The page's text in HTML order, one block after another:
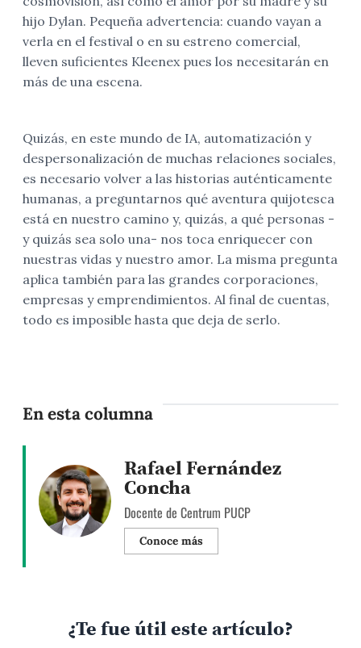
hijo Dylan. Pequeña advertencia: cuando vayan a
verla en el festival o en su estreno comercial,
lleven suficientes Kleenex pues los necesitarán en
más de una escena.
Quizás, en este mundo de IA, automatización y
despersonalización de muchas relaciones sociales,
es necesario volver a las historias auténticamente
humanas, a preguntarnos qué aventura quijotesca
está en nuestro camino y, quizás, a qué personas -
y quizás sea solo una- nos toca enriquecer con
nuestras vidas y nuestro amor. La misma pregunta
aplica también para las grandes corporaciones,
empresas y emprendimientos. Al final de cuentas,
todo es imposible hasta que deja de serlo.
En esta columna
Rafael Fernández
Concha
Docente de Centrum PUCP
Conoce más
¿Te fue útil este artículo?